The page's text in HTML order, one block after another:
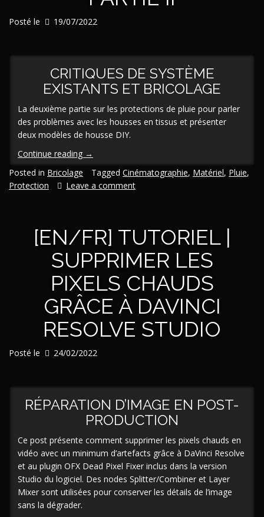
Posté le 19/07/2022
CRITIQUES DE SYSTÈME
EXISTANTS ET BRICOLAGE
La deuxième partie sur les protections de pluie pour parler
des problèmes avec les housses en tissus et présenter
deux modèles de housse DIY.
Continue reading « [En/Fr]
Protection
de
pluie
appareil
photo
mirrorless/DSLR
partie
II »
→
Posted in Bricolage Tagged Cinématographie, Matériel, Pluie,
Protection
Leave a comment
[EN/FR] TUTORIEL |
SUPPRIMER LES
PIXELS CHAUDS
GRÂCE À DAVINCI
RESOLVE STUDIO
Posté le 24/02/2022
RÉPARATION D’IMAGE EN POST-
PRODUCTION
Ce post présente comment supprimer les pixels chauds en
vidéo avec un minimum d’artefacts grâce à DaVinci Resolve
et au plugin OFX Dead Pixel Fixer inclus dans la version
Studio du logiciel. Des nodes Splitter/Combiner et Layer
Mixer sont utilisées pour conserver les détails de l’image
sans la dégrader.